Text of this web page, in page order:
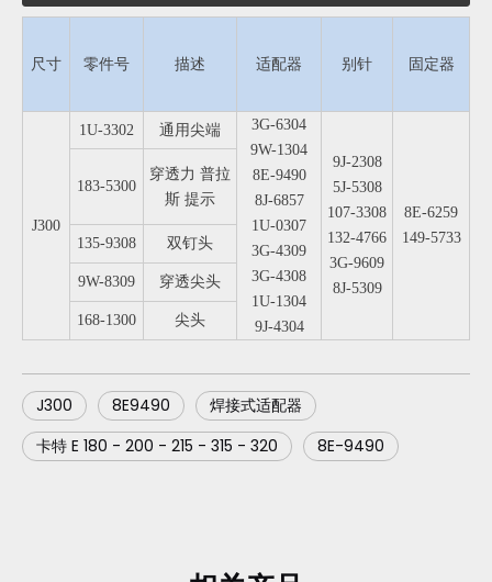
尺寸 零件号 描述 适配器 别针 固定器
J300
1U-3302 通用尖端
3G-6304
9W-1304
8E-9490
8J-6857
1U-0307
3G-4309
3G-4308
1U-1304
9J-4304
9J-2308
5J-5308
107-3308
132-4766
3G-9609
8J-5309
8E-6259
149-5733
183-5300
穿透力 普拉
斯 提示
135-9308 双钉头
9W-8309 穿透尖头
168-1300 尖头
J300 8E9490
焊接式适配器
卡特 E 180 - 200 - 215 - 315 - 320
8E-9490